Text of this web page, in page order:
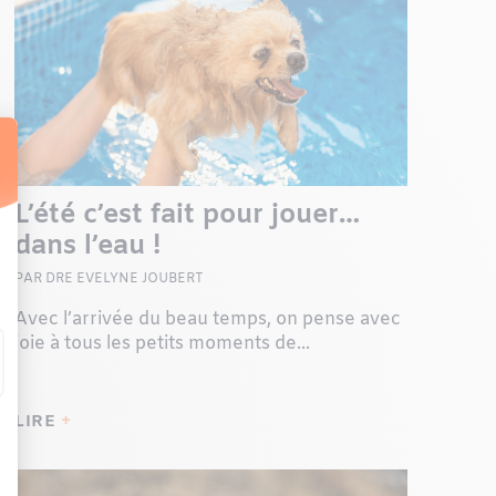
L’été c’est fait pour jouer…
dans l’eau !
PAR DRE EVELYNE JOUBERT
Avec l’arrivée du beau temps, on pense avec
joie à tous les petits moments de...
LIRE